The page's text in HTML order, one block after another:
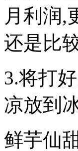
月利润,
还是比
3.将打
凉放到
鲜芋仙